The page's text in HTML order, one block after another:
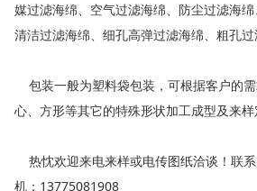
媒过滤海绵、空气过滤海绵、防尘过滤海
清洁过滤海绵、细孔高弹过滤海绵、粗孔
包装一般为塑料袋包装，可根据客户的
心、方形等其它的特殊形状加工成型及来样
热忱欢迎来电来样或电传图纸洽谈！联
机：13775081908